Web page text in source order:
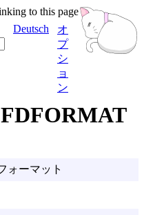
Deutsch
オ
プ
シ
ョ
ン
ォーマット